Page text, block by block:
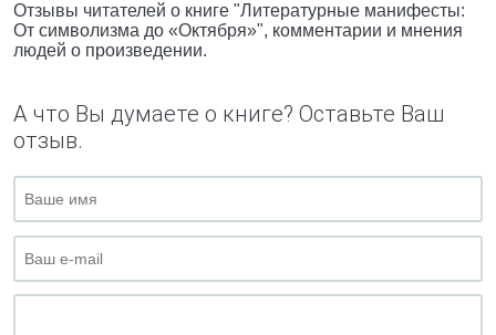
Отзывы читателей о книге "Литературные манифесты:
От символизма до «Октября»", комментарии и мнения
людей о произведении.
А что Вы думаете о книге? Оставьте Ваш
отзыв.